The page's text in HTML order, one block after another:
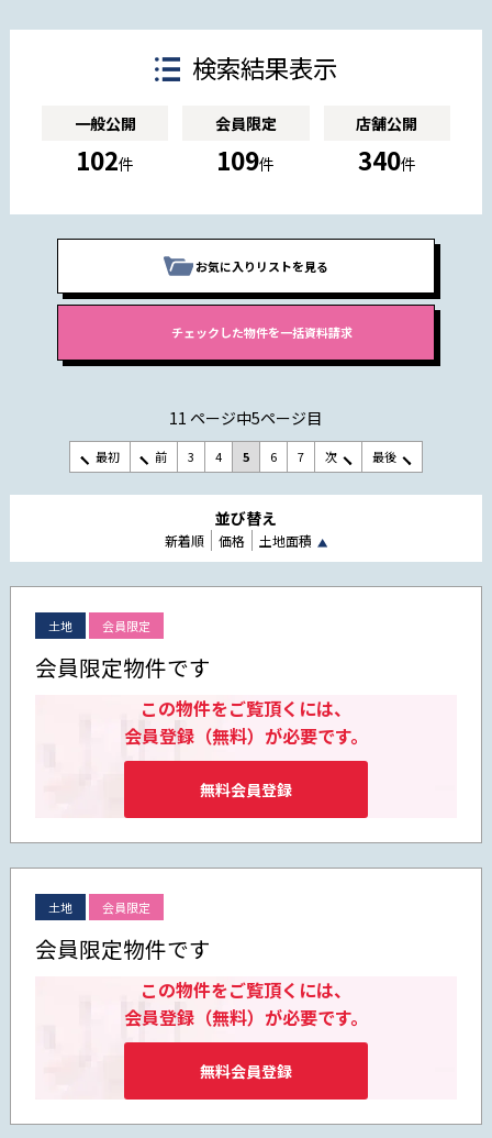
検索結果表示
一般公開
102件
会員限定
109件
店舗公開
340件
お気に入りリストを見る
11 ページ中5ページ目
最初 前 3 4 5 6 7 次 最後
並び替え
新着順 価格 土地面積
土地 会員限定
会員限定物件です
この物件をご覧頂くには、
会員登録（無料）が必要です。
無料会員登録
土地 会員限定
会員限定物件です
この物件をご覧頂くには、
会員登録（無料）が必要です。
無料会員登録